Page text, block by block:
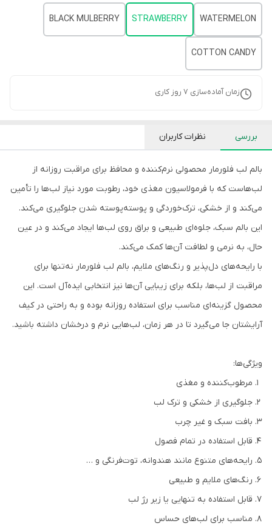
WATERMELON
STRAWBERRY
BLACK MULBERRY
COTTON CANDY
زمان آماده‌سازی 7 روز کاری
بررسی نظرات کاربران
بالم لب فلورمار محصولی نرم‌کننده و محافظ برای مراقبت روزانه از
لب‌هاست که با فرمولاسیون مغذی خود، رطوبت مورد نیاز لب‌ها را تأمین
می‌کند و از خشکی، ترک‌خوردگی و پوسته‌پوسته شدن جلوگیری می‌کند.
این بالم سبک، جلوه‌ای طبیعی و براق روی لب‌ها ایجاد می‌کند و در عین
حال، به نرمی و لطافت آن‌ها کمک می‌کند.
با رایحه‌های دل‌پذیر و رنگ‌های ملایم، بالم لب فلورمار نه‌تنها برای
مراقبت از لب‌ها، بلکه برای زیبایی آن‌ها نیز انتخابی ایده‌آل است. این
محصول گزینه‌ای مناسب برای استفاده روزانه بوده و به راحتی در کیف
آرایشتان جا می‌گیرد تا در هر زمان، لب‌هایی نرم و درخشان داشته باشید.
ویژگی‌ها:
مرطوب‌کننده و مغذی
جلوگیری از خشکی و ترک لب
بافت سبک و غیر چرب
قابل استفاده در تمام فصول
رایحه‌های متنوع مانند هندوانه، توت‌فرنگی و …
رنگ‌های ملایم و طبیعی
قابل استفاده به تنهایی یا زیر رژ لب
مناسب برای لب‌های حساس